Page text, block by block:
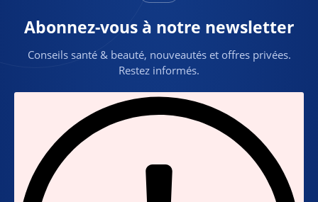
Abonnez-vous à notre newsletter
Conseils santé & beauté, nouveautés et offres privées.
Restez informés.